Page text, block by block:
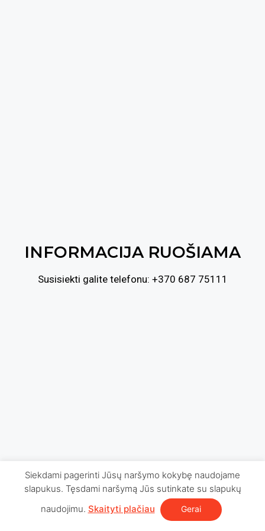
INFORMACIJA RUOŠIAMA
Susisiekti galite telefonu: +370 687 75111
Siekdami pagerinti Jūsų naršymo kokybę naudojame
slapukus. Tęsdami naršymą Jūs sutinkate su slapukų
naudojimu. Skaityti plačiau Gerai